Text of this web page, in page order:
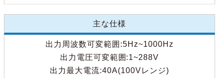
主な仕様
出力周波数可変範囲:5Hz~1000Hz
出力電圧可変範囲:1~288V
出力最大電流:40A(100Vレンジ)